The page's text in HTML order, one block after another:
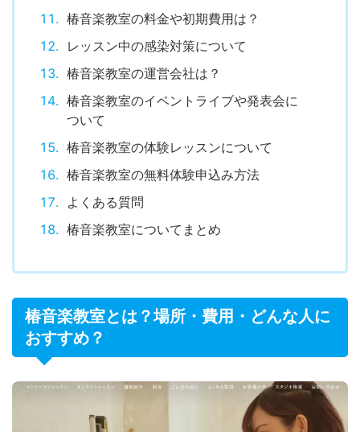
椿音楽教室の料金や初期費用は？
レッスン中の感染対策について
椿音楽教室の運営会社は？
椿音楽教室のイベントライブや発表会に
ついて
椿音楽教室の体験レッスンについて
椿音楽教室の無料体験申込み方法
よくある質問
椿音楽教室についてまとめ
椿音楽教室とは？場所・費用・どんな人に
おすすめ？